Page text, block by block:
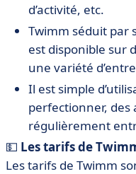
d’activité, etc.
Twimm séduit par
est disponible sur
une variété
Il est simple
perfectionner,
régulièrement
💵 Les tarifs de
Les tarifs de Twimm